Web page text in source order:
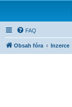
FAQ
Obsah fóra Inzerce